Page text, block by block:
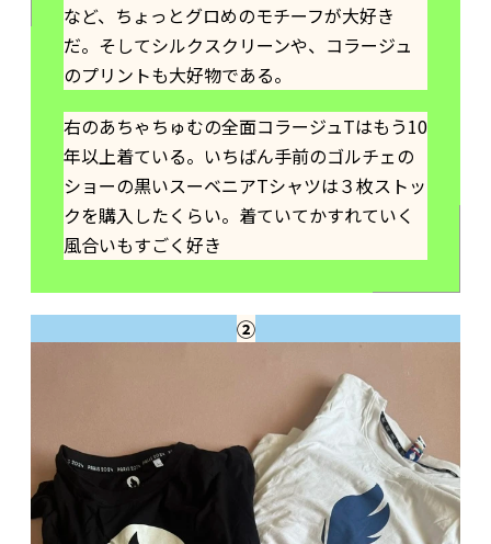
など、ちょっとグロめのモチーフが大好き
だ。そしてシルクスクリーンや、コラージュ
のプリントも大好物である。
右のあちゃちゅむの全面コラージュTはもう10
年以上着ている。いちばん手前のゴルチェの
ショーの黒いスーベニアTシャツは３枚ストッ
クを購入したくらい。着ていてかすれていく
風合いもすごく好き
②